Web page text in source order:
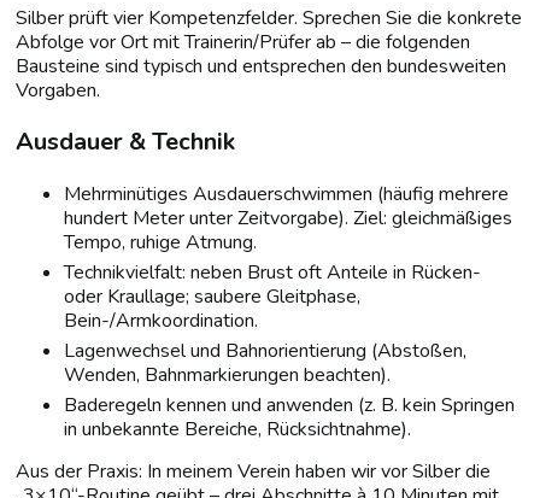
Silber prüft vier Kompetenzfelder. Sprechen Sie die konkrete
Abfolge vor Ort mit Trainerin/Prüfer ab – die folgenden
Bausteine sind typisch und entsprechen den bundesweiten
Vorgaben.
Ausdauer & Technik
Mehrminütiges Ausdauerschwimmen (häufig mehrere
hundert Meter unter Zeitvorgabe). Ziel: gleichmäßiges
Tempo, ruhige Atmung.
Technikvielfalt: neben Brust oft Anteile in Rücken-
oder Kraullage; saubere Gleitphase,
Bein-/Armkoordination.
Lagenwechsel und Bahnorientierung (Abstoßen,
Wenden, Bahnmarkierungen beachten).
Baderegeln kennen und anwenden (z. B. kein Springen
in unbekannte Bereiche, Rücksichtnahme).
Aus der Praxis: In meinem Verein haben wir vor Silber die